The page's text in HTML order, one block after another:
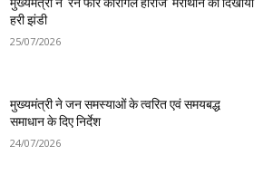
मुख्यमंत्री ने ‘रन फॉर कारगिल हीरोज’ मैराथॉन को दिखायी
हरी झंडी
25/07/2026
मुख्यमंत्री ने जन समस्याओं के त्वरित एवं समयबद्ध
समाधान के दिए निर्देश
24/07/2026